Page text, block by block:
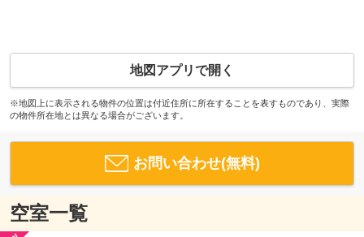
地図アプリで開く
※地図上に表示される物件の位置は付近住所に所在することを表すものであり、実際
の物件所在地とは異なる場合がございます。
お問い合わせ(無料)
空室一覧